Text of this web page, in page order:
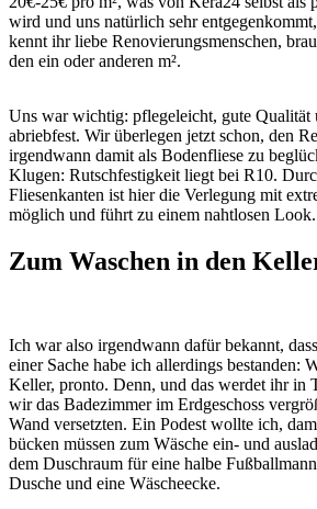
wird und uns natürlich sehr
kennt ihr liebe Renovierungsmenschen,
den ein oder anderen m².
Uns war wichtig: pflegeleicht, gute Qualität
abriebfest. Wir überlegen jetzt schon, den
irgendwann damit als Bodenfliese zu
Klugen: Rutschfestigkeit liegt bei R10.
Fliesenkanten ist hier die Verlegung mit
möglich und führt zu einem nahtlosen Look.
Zum Waschen in den
Ich war also irgendwann dafür bekannt,
einer Sache habe ich allerdings bestanden:
Keller, pronto. Denn, und das werdet ihr in
wir das Badezimmer im Erdgeschoss
Wand versetzten. Ein Podest wollte ich,
bücken müssen zum Wäsche ein- und
dem Duschraum für eine halbe
Dusche und eine Wäscheecke.